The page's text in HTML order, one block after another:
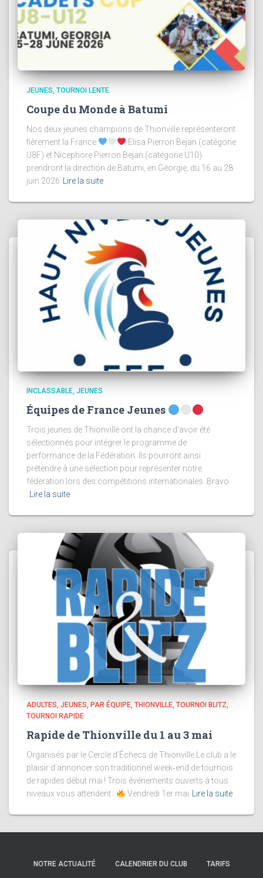
JEUNES TOURNOI LENTE
Coupe du Monde à Batumi
Nos deux jeunes champions de Thionville représenteront
fièrement la France
Elisa Pierron Bejan (catégorie
U8F) et Nicephore Pierron Bejan (catégorie U10)
prendront la direction de Batumi, en Géorgie, du 16 au 28
juin 2026
Lire la suite
INCLASSABLE JEUNES
Équipes de France Jeunes
Trois jeunes de Thionville ont la chance d’avoir été
sélectionnés pour intégrer le programme de
performance de la Fédération. Ils pourront ainsi
prétendre à une sélection pour représenter notre
fédération lors des compétitions internationales. Bravo
Lire la suite
ADULTES JEUNES PAR ÉQUIPE THIONVILLE TOURNOI BLITZ
TOURNOI RAPIDE
Rapide de Thionville du 1 au 3 mai
Organisés par le Cercle d’Échecs de Thionville Le club a le
plaisir d’annoncer son traditionnel week‑end de tournois
de rapides début mai ! Trois événements ouverts à tous
niveaux vous attendent :
Vendredi 1er mai Lire la suite
NOTRE ACTUALITÉ CALENDRIER DU CLUB TARIFS